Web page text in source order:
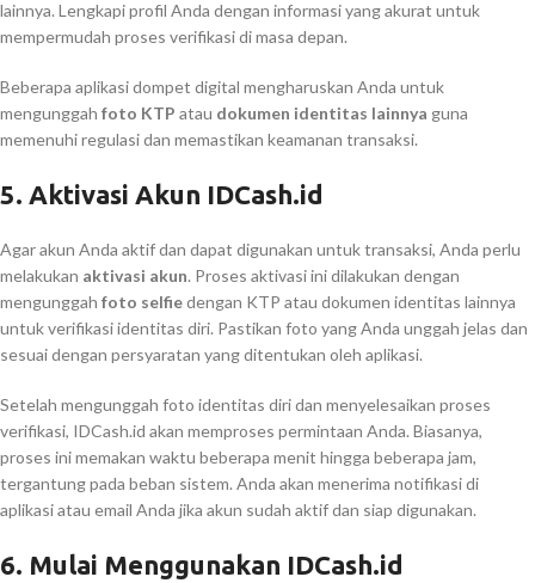
lainnya. Lengkapi profil Anda dengan informasi yang akurat untuk
mempermudah proses verifikasi di masa depan.
Beberapa aplikasi dompet digital mengharuskan Anda untuk
mengunggah foto KTP atau dokumen identitas lainnya guna
memenuhi regulasi dan memastikan keamanan transaksi.
5. Aktivasi Akun IDCash.id
Agar akun Anda aktif dan dapat digunakan untuk transaksi, Anda perlu
melakukan aktivasi akun. Proses aktivasi ini dilakukan dengan
mengunggah foto selfiedengan KTP atau dokumen identitas lainnya
untuk verifikasi identitas diri. Pastikan foto yang Anda unggah jelas dan
sesuai dengan persyaratan yang ditentukan oleh aplikasi.
Setelah mengunggah foto identitas diri dan menyelesaikan proses
verifikasi, IDCash.id akan memproses permintaan Anda. Biasanya,
proses ini memakan waktu beberapa menit hingga beberapa jam,
tergantung pada beban sistem. Anda akan menerima notifikasi di
aplikasi atau email Anda jika akun sudah aktif dan siap digunakan.
6. Mulai Menggunakan IDCash.id